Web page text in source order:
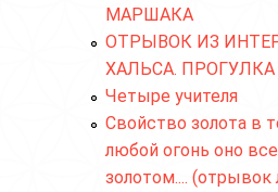
МАРШАКА
ОТРЫВОК ИЗ
ХАЛЬСА.
Четыре учителя
Свойство золота в
любой огонь оно
золотом.... (отрывок